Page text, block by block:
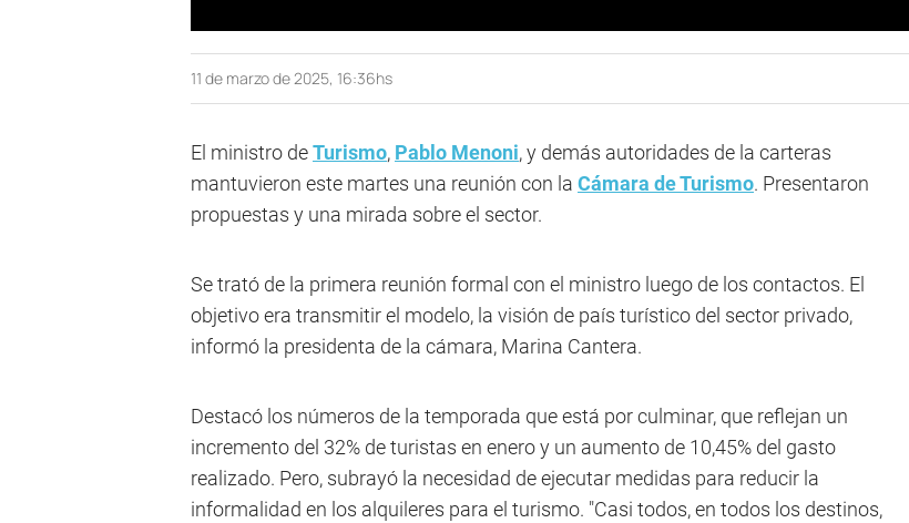
11 de marzo de 2025, 16:36hs
El ministro deTurismo, Pablo Menoni, y demás autoridades de la carteras
mantuvieron este martes una reunión con la Cámara de Turismo. Presentaron
propuestas y una mirada sobre el sector.
Se trató de la primera reunión formal con el ministro luego de los contactos. El
objetivo era transmitir el modelo, la visión de país turístico del sector privado,
informó la presidenta de la cámara, Marina Cantera.
Destacó los números de la temporada que está por culminar, que reflejan un
incremento del 32% de turistas en enero y un aumento de 10,45% del gasto
realizado. Pero, subrayó la necesidad de ejecutar medidas para reducir la
informalidad en los alquileres para el turismo. "Casi todos, en todos los destinos,